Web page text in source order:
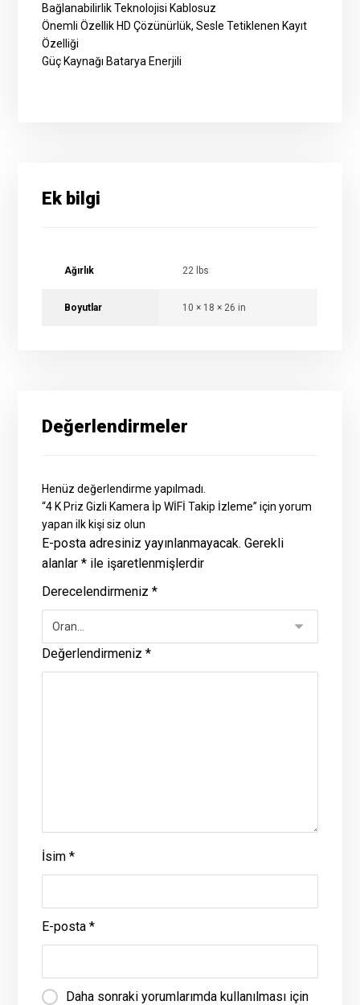
Bağlanabilirlik Teknolojisi Kablosuz
Önemli Özellik HD Çözünürlük, Sesle Tetiklenen Kayıt
Özelliği
Güç Kaynağı Batarya Enerjili
Ek bilgi
Ağırlık 22 lbs
Boyutlar 10 × 18 × 26 in
Değerlendirmeler
Henüz değerlendirme yapılmadı.
“4 K Priz Gizli Kamera İp WİFİ Takip İzleme” için yorum
yapan ilk kişi siz olun
E-posta adresiniz yayınlanmayacak. Gerekli
alanlar* ile işaretlenmişlerdir
Derecelendirmeniz*
Değerlendirmeniz*
İsim*
E-posta*
Daha sonraki yorumlarımda kullanılması için